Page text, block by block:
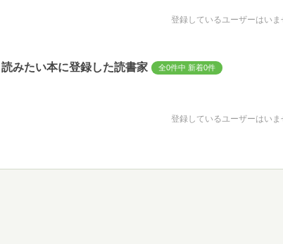
登録しているユーザーはいま
読みたい本に登録した読書家 全0件中 新着0件
登録しているユーザーはいま